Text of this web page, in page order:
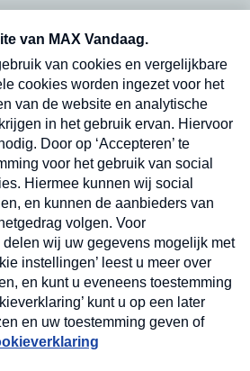
en dinsdagochtend in
Verzend
abonnement op onze
en dinsdagochtend in uw